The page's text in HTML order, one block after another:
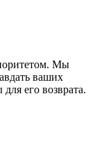
Мы
ваших
его возврата.